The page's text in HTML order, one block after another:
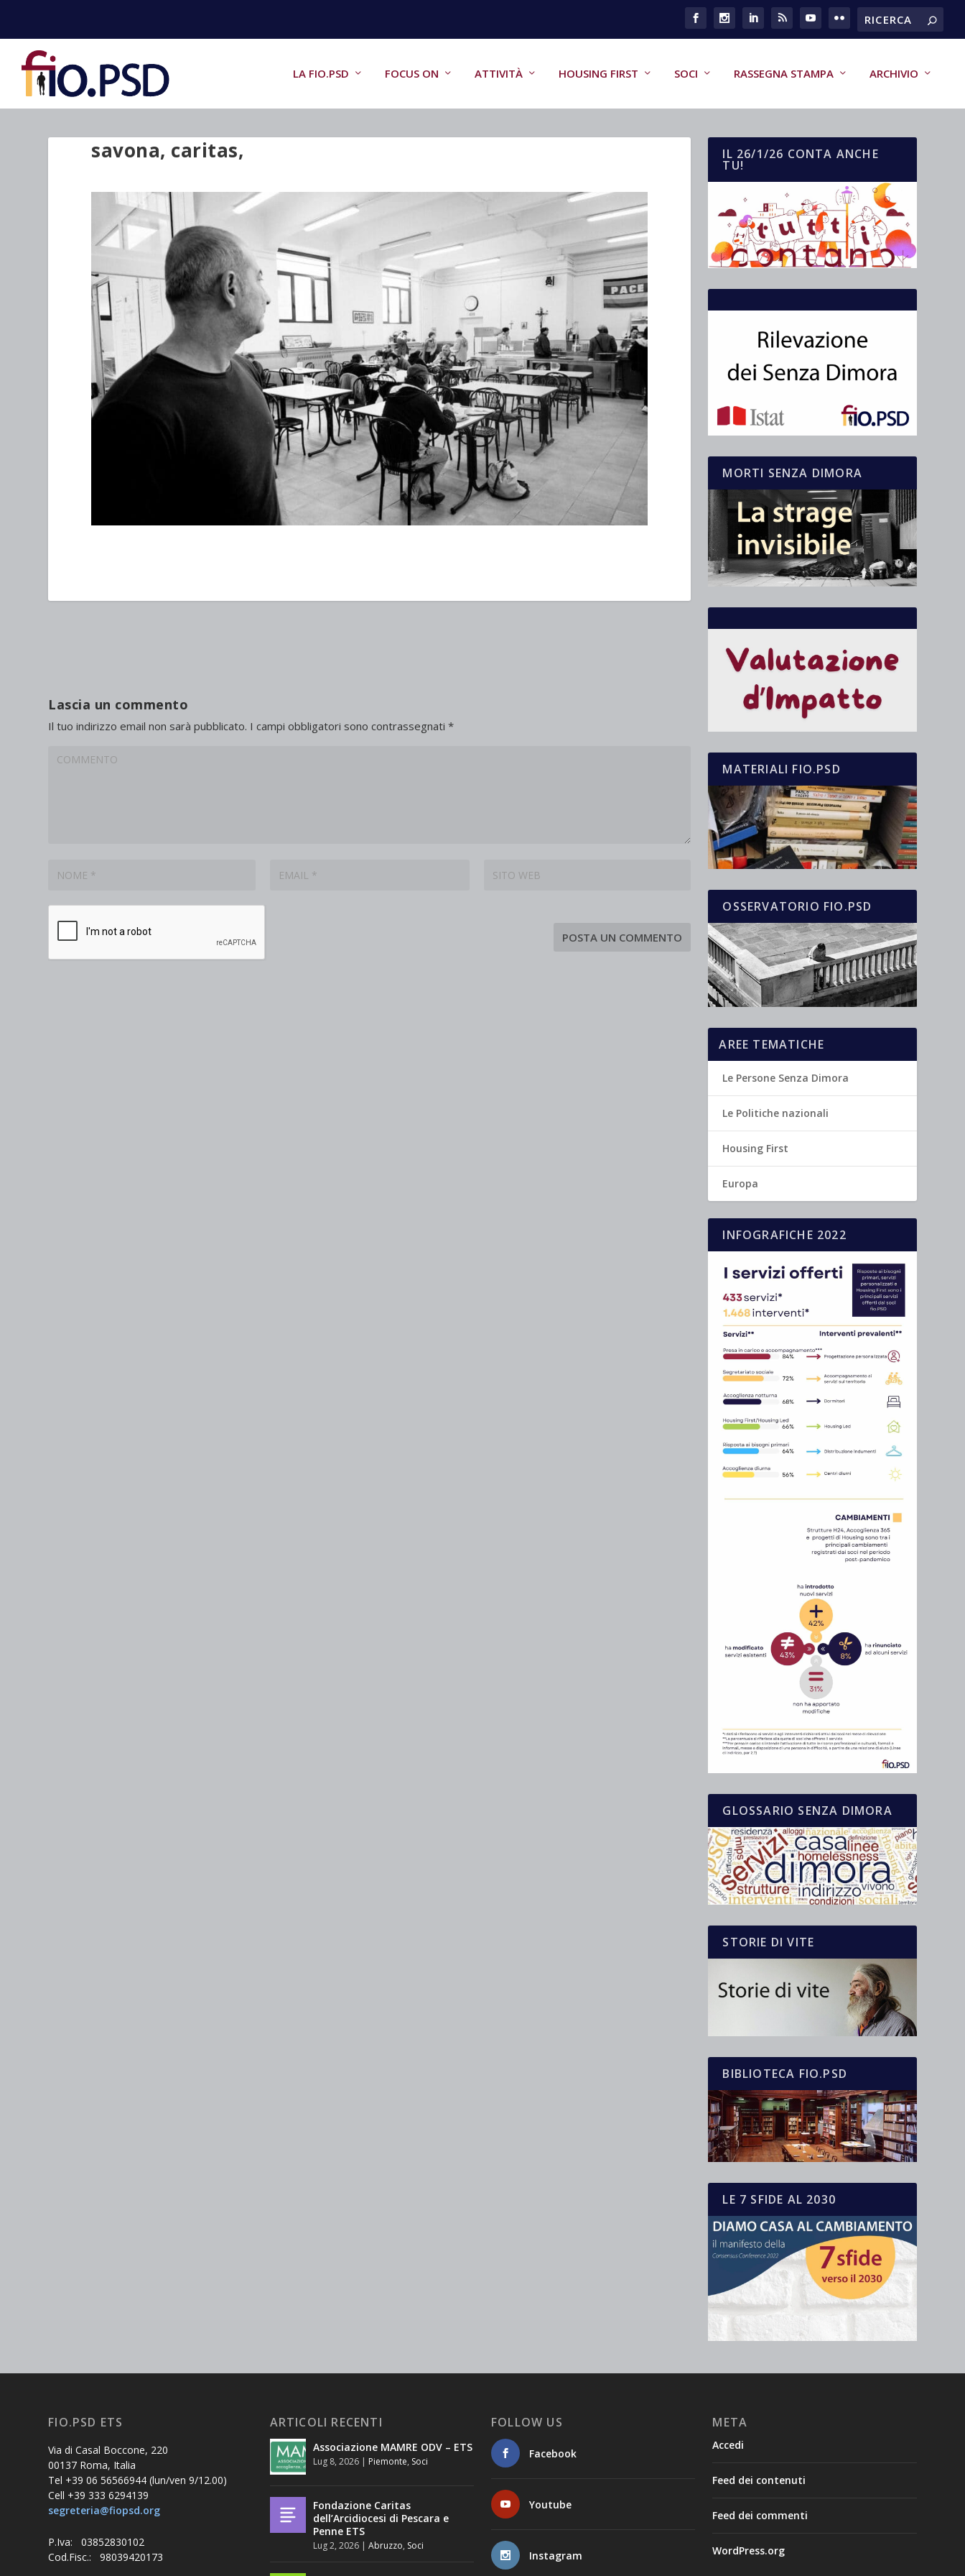
LA FIO.PSD FOCUS ON ATTIVITÀ HOUSING FIRST SOCI RASSEGNA STAMPA ARCHIVIO
savona, caritas,
Lascia un commento
Il tuo indirizzo email non sarà pubblicato. I campi obbligatori sono contrassegnati*
IL 26/1/26 CONTA ANCHE
TU!
MORTI SENZA DIMORA
MATERIALI FIO.PSD
OSSERVATORIO FIO.PSD
AREE TEMATICHE
Le Persone Senza Dimora
Le Politiche nazionali
Housing First
Europa
INFOGRAFICHE 2022
GLOSSARIO SENZA DIMORA
STORIE DI VITE
BIBLIOTECA FIO.PSD
LE 7 SFIDE AL 2030
FIO.PSD ETS
Via di Casal Boccone, 220
00137 Roma, Italia
Tel +39 06 56566944 (lun/ven 9/12.00)
Cell +39 333 6294139
segreteria@fiopsd.org
P.Iva: 03852830102
Cod.Fisc.: 98039420173
ARTICOLI RECENTI
Associazione MAMRE ODV – ETS
Lug 8, 2026| Piemonte, Soci
Fondazione Caritas
dell’Arcidiocesi di Pescara e
Penne ETS
Lug 2, 2026| Abruzzo, Soci
FOLLOW US
Facebook
Youtube
Instagram
META
Accedi
Feed dei contenuti
Feed dei commenti
WordPress.org